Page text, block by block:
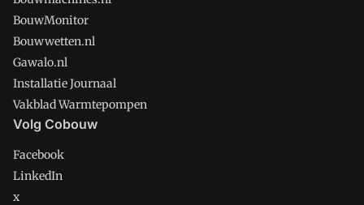
BouwMonitor
Bouwwetten.nl
Gawalo.nl
Installatie Journaal
Vakblad Warmtepompen
Volg Cobouw
Facebook
LinkedIn
x